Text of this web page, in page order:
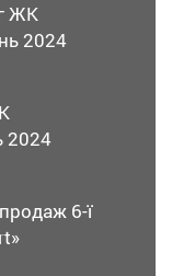
ЖК
2024
2024
6-ї